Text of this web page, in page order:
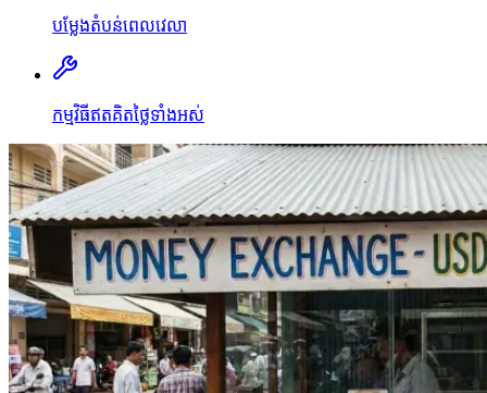
បម្លែងតំបន់ពេលវេលា
កម្មវិធីឥតគិតថ្លៃទាំងអស់